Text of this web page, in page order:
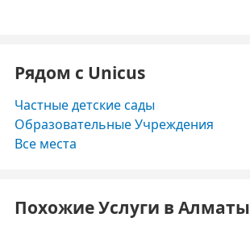
Рядом с Unicus
Частные детские сады
Образовательные Учреждения
Все места
Похожие Услуги в Алматы